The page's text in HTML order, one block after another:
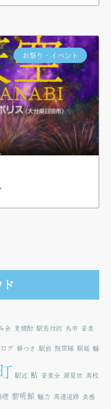
お祭り・イベント
会 麦焼酎 駅長対抗 鳥市 音楽
グ 餅つき 駅前 鼓笛隊 順延 魅
駅近 鮎 音楽会 顔見世 高校
理 黎明館 魅力 高速道路 食感